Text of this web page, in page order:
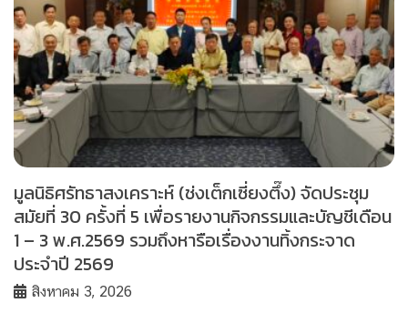
มูลนิธิศรัทธาสงเคราะห์ (ช่งเต็กเซี่ยงตึ๊ง) จัดประชุม
สมัยที่ 30 ครั้งที่ 5 เพื่อรายงานกิจกรรมและบัญชีเดือน
1 – 3 พ.ศ.2569 รวมถึงหารือเรื่องงานทิ้งกระจาด
ประจำปี 2569
สิงหาคม 3, 2026